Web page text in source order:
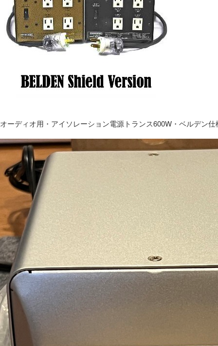
オーディオ用・アイソレーション電源トランス600W・ベルデン仕